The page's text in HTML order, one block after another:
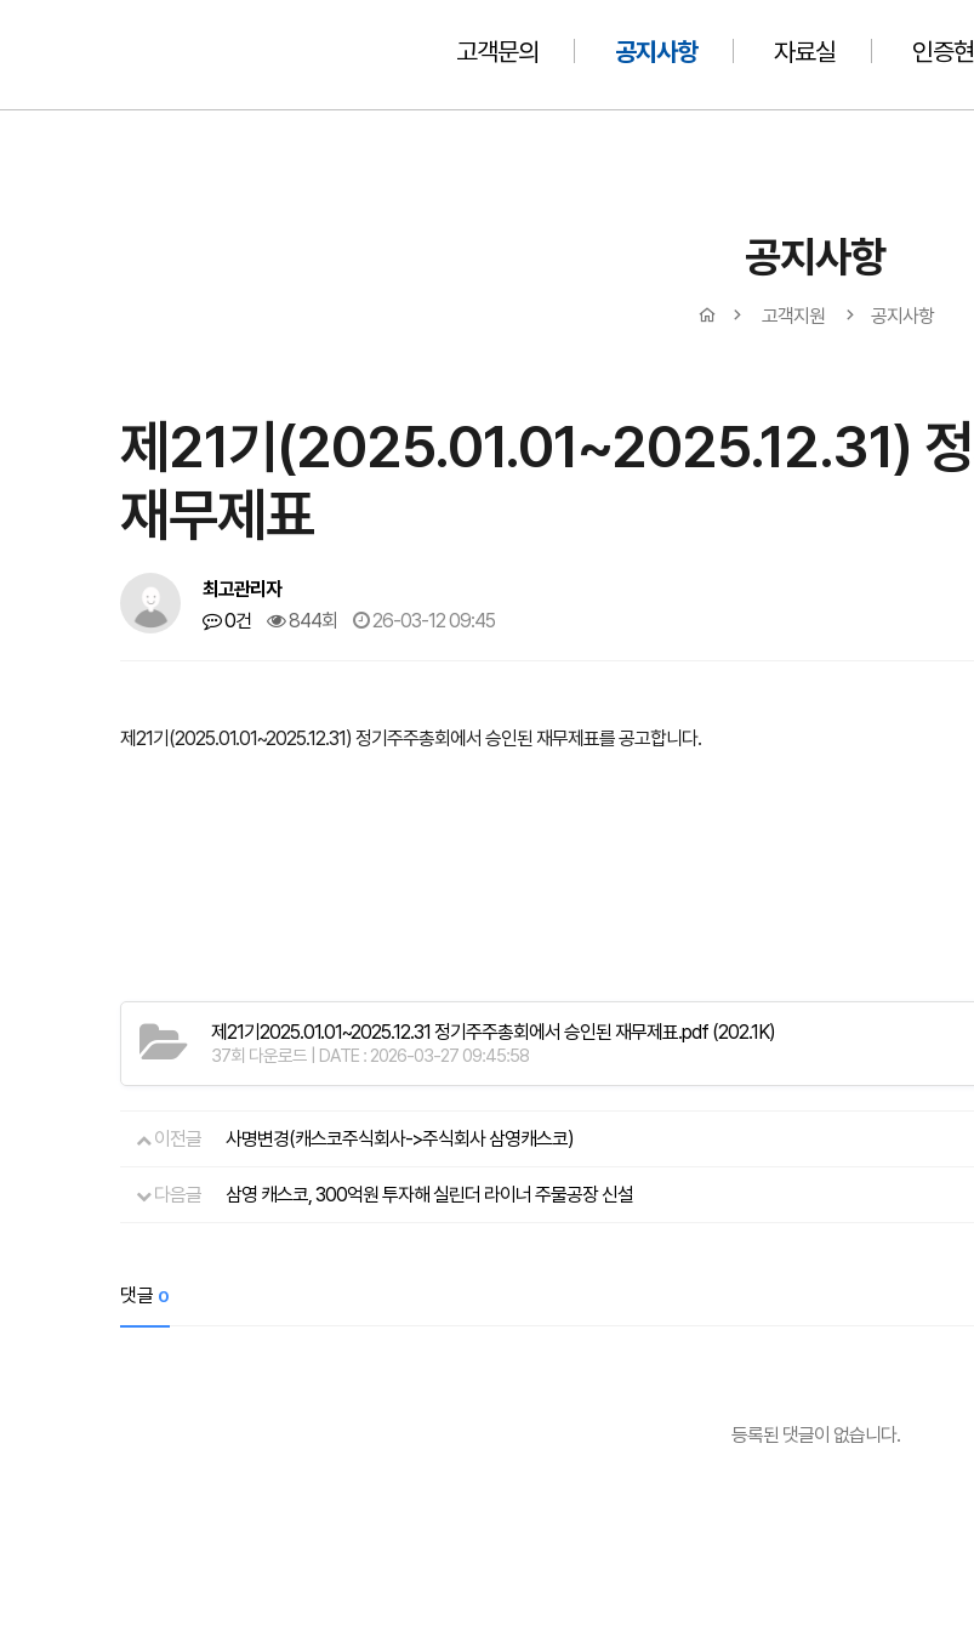
고객문의 공지사항 자료실 인증
공지사항
고객지원 공지사항
제21기(2025.01.01~2025.12.31) 정
재무제표
최고관리자
0건
844회 26-03-12 09:45
제21기(2025.01.01~2025.12.31) 정기주주총회에서 승인된 재무제표를 공고합니다.
제21기2025.01.01~2025.12.31 정기주주총회에서 승인된 재무제표.pdf (202.1K)
37회 다운로드 | DATE : 2026-03-27 09:45:58
이전글 사명변경(캐스코주식회사->주식회사 삼영캐스코)
다음글 삼영 캐스코, 300억원 투자해 실린더 라이너 주물공장 신설
댓글 0
등록된 댓글이 없습니다.